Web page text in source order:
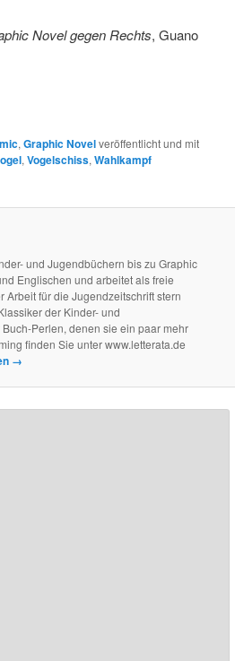
Novel gegen Rechts, Guano
, Graphic Novelveröffentlicht und mit
, Vogelschiss, Wahlkampf
und Jugendbüchern bis zu Graphic
Englischen und arbeitet als freie
Arbeit für die Jugendzeitschrift stern
der Kinder- und
Perlen, denen sie ein paar mehr
finden Sie unter www.letterata.de
→